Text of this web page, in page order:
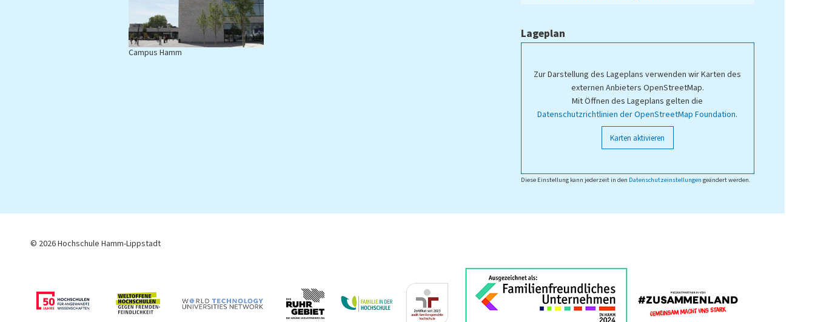
Campus Hamm
Lageplan
Zur Darstellung des Lageplans verwenden wir Karten des
externen Anbieters OpenStreetMap.
Mit Öffnen des Lageplans gelten die
Datenschutzrichtlinien der OpenStreetMap Foundation.
Karten aktivieren
Diese Einstellung kann jederzeit in den Datenschutzeinstellungen geändert werden.
© 2026 Hochschule Hamm-Lippstadt